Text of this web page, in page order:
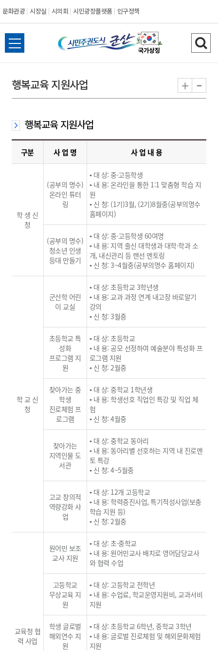
문화관광 시장실 시의회 시민광장플랫폼 인구정책
시
민
도
군
산
전
체
뉴
열
검
색
기
행복교육 지원사업 + -
행복교육 지원사업
구분 사 업 명 사 업 내 용
학 생 신
청
(공부의 명수)
온라인 튜터
링
▪ 대 상: 중·고등학생
▪ 내 용: 온라인을 통한 1:1 맞춤형 학습 지
원
▪ 신 청: (1기)3월, (2기)8월중(공부의명수
홈페이지)
(공부의 명수)
청소년 인생
등대 만들기
▪ 대 상: 중·고등학생 60여명
▪ 내 용: 지역 출신 대학생과 대학·학과 소
개, 내신관리 등 랜선 멘토링
▪ 신 청: 3~4월중(공부의명수 홈페이지)
학 교 신
청
군산학 어린
이 교실
▪ 대 상: 초등학교 3학년생
▪ 내 용: 교과 과정 연계 내고장 바로알기
강의
▪ 신 청: 3월중
초등학교 특
성화
프로그램 지
원
▪ 대 상: 초등학교
▪ 내 용: 공모 선정하여 예술분야 특성화 프
로그램 지원
▪ 신 청: 2월중
찾아가는 중
학생
진로체험 프
로그램
▪ 대 상: 중학교 1학년생
▪ 내 용: 학생선호 직업인 특강 및 직업 체
험
▪ 신 청: 4월중
찾아가는
지역인물 도
서관
▪ 대 상: 중학교 동아리
▪ 내 용: 동아리별 선호하는 지역 내 진로멘
토 특강
▪ 신 청: 4~5월중
고교 창의적
역량강화 사
업
▪ 대 상: 12개 고등학교
▪ 내 용: 학력증진사업, 특기적성사업(보충
학습 지원 등)
▪ 신 청: 2월중
교육청 협
력 사업
원어민 보조
교사 지원
▪ 대 상: 초·중학교
▪ 내 용: 원어민교사 배치로 영어담당교사
와 협력 수업
고등학교
무상교육 지
원
▪ 대 상: 고등학교 전학년
▪ 내 용: 수업료, 학교운영지원비, 교과서비
지원
학생 글로벌
해외연수 지
원
▪ 대 상: 초등학교 6학년, 중학교 3학년
▪ 내 용: 글로벌 진로체험 및 해외문화체험
지원